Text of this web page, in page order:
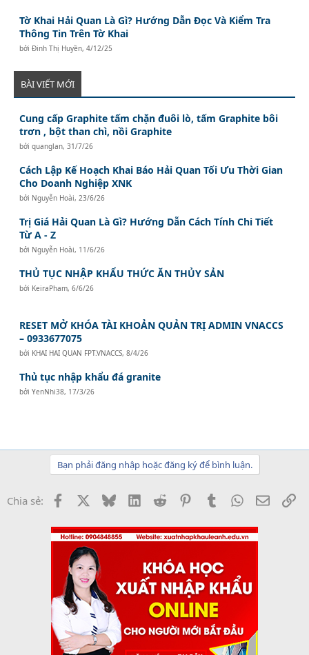
Tờ Khai Hải Quan Là Gì? Hướng Dẫn Đọc Và Kiểm Tra
Thông Tin Trên Tờ Khai
bởiĐinh Thị Huyền,4/12/25
BÀI VIẾT MỚI
Cung cấp Graphite tấm chặn đuôi lò, tấm Graphite bôi
trơn , bột than chì, nồi Graphite
bởiquanglan,31/7/26
Cách Lập Kế Hoạch Khai Báo Hải Quan Tối Ưu Thời Gian
Cho Doanh Nghiệp XNK
bởi Nguyễn Hoài, 23/6/26
Trị Giá Hải Quan Là Gì? Hướng Dẫn Cách Tính Chi Tiết
Từ A - Z
bởi Nguyễn Hoài, 11/6/26
THỦ TỤC NHẬP KHẨU THỨC ĂN THỦY SẢN
bởi KeiraPham,6/6/26
RESET MỞ KHÓA TÀI KHOẢN QUẢN TRỊ ADMIN VNACCS
– 0933677075
bởi KHAI HAI QUAN FPT.VNACCS,8/4/26
Thủ tục nhập khẩu đá granite
bởiYenNhi38, 17/3/26
Bạn phải đăng nhập hoặc đăng ký để bình luận.
Chia sẻ: Facebook BlueskyLinkedInReddit PinterestTumblrWhatsApp
Email